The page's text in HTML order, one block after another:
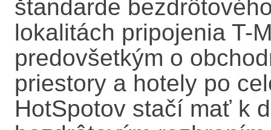
štandarde
lokalitách pripojenia T-
predovšetkým o
priestory a hotely po
HotSpotov stačí mať k